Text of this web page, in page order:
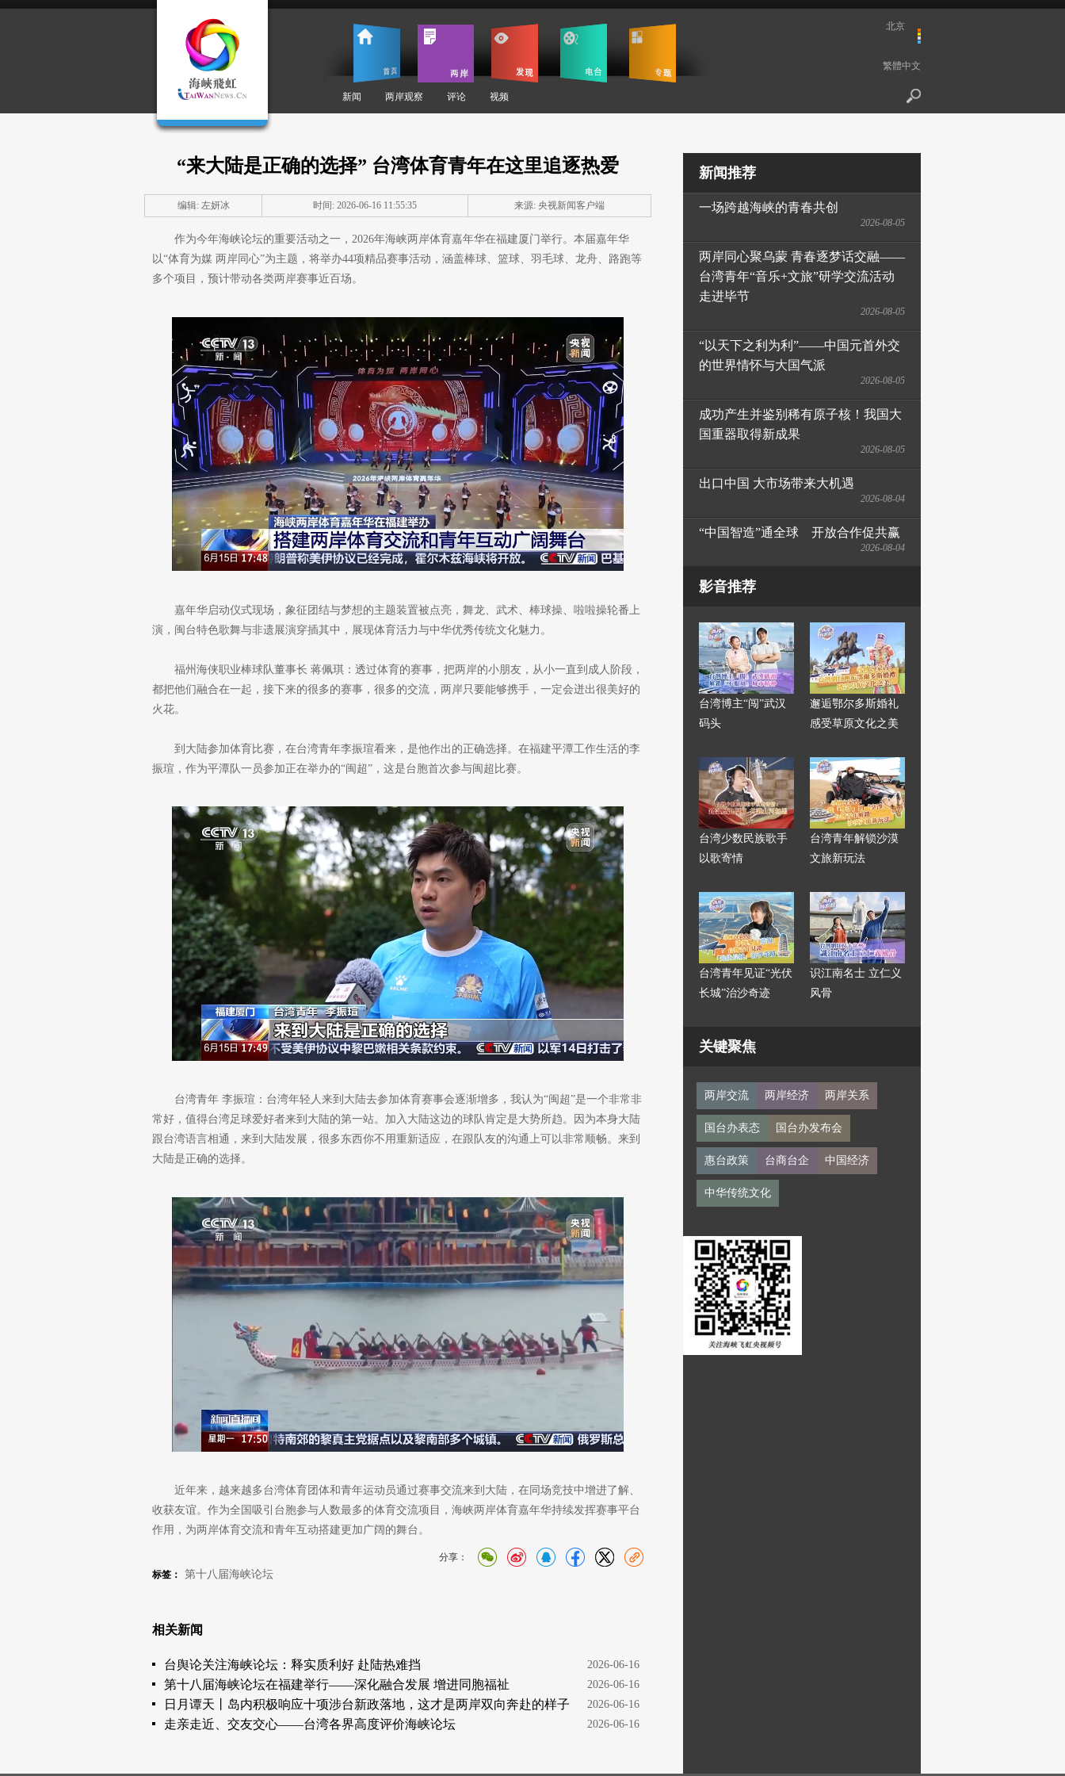
新闻 两岸观察 评论 视频
北京
繁體中文
“来大陆是正确的选择” 台湾体育青年在这里追逐热爱
编辑: 左妍冰 时间: 2026-06-16 11:55:35 来源: 央视新闻客户端
作为今年海峡论坛的重要活动之一，2026年海峡两岸体育嘉年华在福建厦门举行。本届嘉年华
以“体育为媒 两岸同心”为主题，将举办44项精品赛事活动，涵盖棒球、篮球、羽毛球、龙舟、路跑等
多个项目，预计带动各类两岸赛事近百场。
嘉年华启动仪式现场，象征团结与梦想的主题装置被点亮，舞龙、武术、棒球操、啦啦操轮番上
演，闽台特色歌舞与非遗展演穿插其中，展现体育活力与中华优秀传统文化魅力。
福州海侠职业棒球队董事长 蒋佩琪：透过体育的赛事，把两岸的小朋友，从小一直到成人阶段，
都把他们融合在一起，接下来的很多的赛事，很多的交流，两岸只要能够携手，一定会迸出很美好的
火花。
到大陆参加体育比赛，在台湾青年李振瑄看来，是他作出的正确选择。在福建平潭工作生活的李
振瑄，作为平潭队一员参加正在举办的“闽超”，这是台胞首次参与闽超比赛。
台湾青年 李振瑄：台湾年轻人来到大陆去参加体育赛事会逐渐增多，我认为“闽超”是一个非常非
常好，值得台湾足球爱好者来到大陆的第一站。加入大陆这边的球队肯定是大势所趋。因为本身大陆
跟台湾语言相通，来到大陆发展，很多东西你不用重新适应，在跟队友的沟通上可以非常顺畅。来到
大陆是正确的选择。
近年来，越来越多台湾体育团体和青年运动员通过赛事交流来到大陆，在同场竞技中增进了解、
收获友谊。作为全国吸引台胞参与人数最多的体育交流项目，海峡两岸体育嘉年华持续发挥赛事平台
作用，为两岸体育交流和青年互动搭建更加广阔的舞台。
分享：
标签：
第十八届海峡论坛
相关新闻
2026-06-16
台舆论关注海峡论坛：释实质利好 赴陆热难挡
2026-06-16
第十八届海峡论坛在福建举行——深化融合发展 增进同胞福祉
2026-06-16
日月谭天丨岛内积极响应十项涉台新政落地，这才是两岸双向奔赴的样子
2026-06-16
走亲走近、交友交心——台湾各界高度评价海峡论坛
新闻推荐
一场跨越海峡的青春共创
2026-08-05
两岸同心聚乌蒙 青春逐梦话交融——
台湾青年“音乐+文旅”研学交流活动
走进毕节
2026-08-05
“以天下之利为利”——中国元首外交
的世界情怀与大国气派
2026-08-05
成功产生并鉴别稀有原子核！我国大
国重器取得新成果
2026-08-05
出口中国 大市场带来大机遇
2026-08-04
“中国智造”通全球　开放合作促共赢
2026-08-04
影音推荐
台湾博主“闯”武汉
码头
邂逅鄂尔多斯婚礼
感受草原文化之美
台湾少数民族歌手
以歌寄情
台湾青年解锁沙漠
文旅新玩法
台湾青年见证“光伏
长城”治沙奇迹
识江南名士 立仁义
风骨
关键聚焦
两岸交流 两岸经济 两岸关系
国台办表态 国台办发布会
惠台政策 台商台企 中国经济
中华传统文化